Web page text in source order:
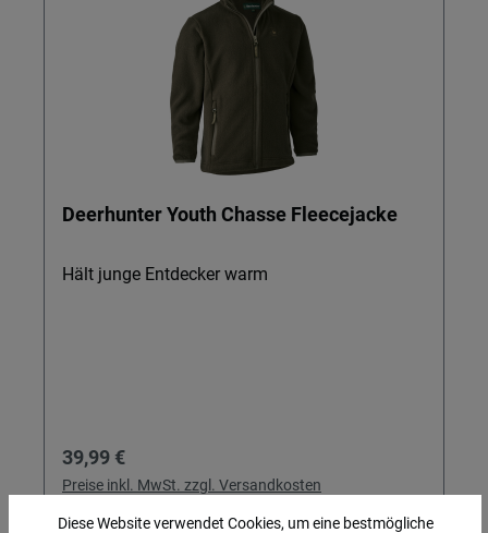
Diese Website verwendet Cookies, um eine bestmögliche
Deerhunter Youth Chasse Fleecejacke
Hält junge Entdecker warm
Regulärer Preis:
39,99 €
Preise inkl. MwSt. zzgl. Versandkosten